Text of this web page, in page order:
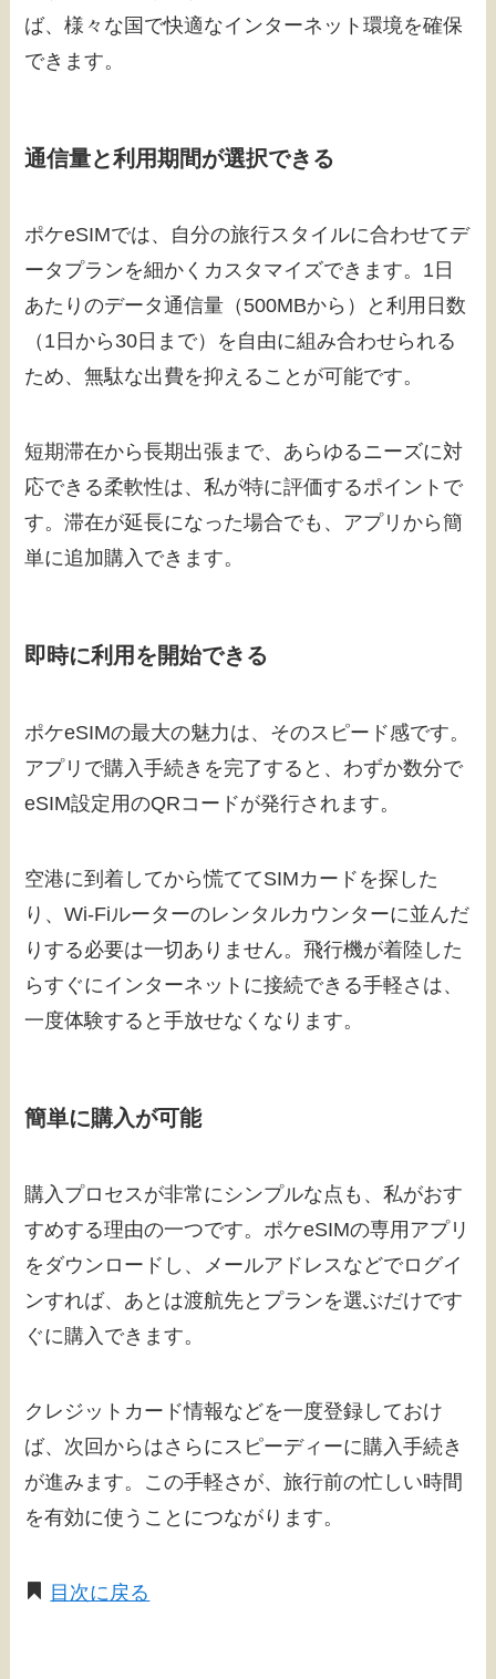
ば、様々な国で快適なインターネット環境を確保
できます。
通信量と利用期間が選択できる
ポケeSIMでは、自分の旅行スタイルに合わせてデ
ータプランを細かくカスタマイズできます。1日
あたりのデータ通信量（500MBから）と利用日数
（1日から30日まで）を自由に組み合わせられる
ため、無駄な出費を抑えることが可能です。
短期滞在から長期出張まで、あらゆるニーズに対
応できる柔軟性は、私が特に評価するポイントで
す。滞在が延長になった場合でも、アプリから簡
単に追加購入できます。
即時に利用を開始できる
ポケeSIMの最大の魅力は、そのスピード感です。
アプリで購入手続きを完了すると、わずか数分で
eSIM設定用のQRコードが発行されます。
空港に到着してから慌ててSIMカードを探した
り、Wi-Fiルーターのレンタルカウンターに並んだ
りする必要は一切ありません。飛行機が着陸した
らすぐにインターネットに接続できる手軽さは、
一度体験すると手放せなくなります。
簡単に購入が可能
購入プロセスが非常にシンプルな点も、私がおす
すめする理由の一つです。ポケeSIMの専用アプリ
をダウンロードし、メールアドレスなどでログイ
ンすれば、あとは渡航先とプランを選ぶだけです
ぐに購入できます。
クレジットカード情報などを一度登録しておけ
ば、次回からはさらにスピーディーに購入手続き
が進みます。この手軽さが、旅行前の忙しい時間
を有効に使うことにつながります。
目次に戻る